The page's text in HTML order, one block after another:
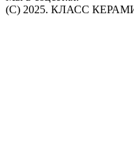
(C) 2025. КЛАСС